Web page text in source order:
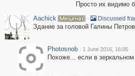
Просто их видимо
Aachick
· Discussed
Здание за головой Галины
Photosnob · 1 June 2016, 16:05
Похоже... если в